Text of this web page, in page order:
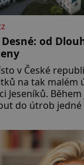
od
v České
na tak malém
Jeseníků.
do útrob jedné
na koloběžce a
ve Velkých